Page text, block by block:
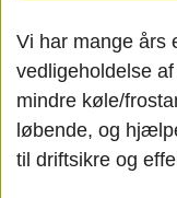
Vi har mange års
vedligeholdelse
mindre køle/
løbende, og
til driftsikre og